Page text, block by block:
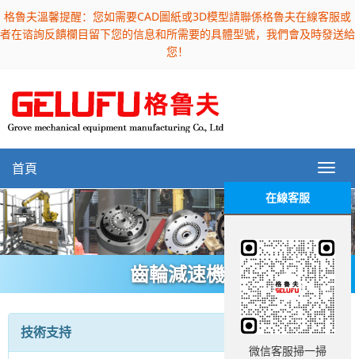
格魯夫溫馨提醒：您如需要CAD圖紙或3D模型請聯係格魯夫在線客服或
者在谘詢反饋欄目留下您的信息和所需要的具體型號，我們會及時發送給
您！
首頁
齒輪減速機
技術支持
在線客服
微信客服掃一掃